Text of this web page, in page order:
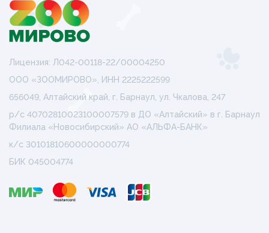
Лицензия: Л042-00118-22/00004250
ООО «ЗООМИРОВО», ИНН 2225222599
656049, Алтайский край, г. Барнаул, ул. Чкалова, 247
р/с 40702810023100007579 в ДО «Алтайский» в г. Барнаул
Филиала «Новосибирский» АО «АЛЬФА-БАНК»
к/с 30101810600000000774
БИК 045004774